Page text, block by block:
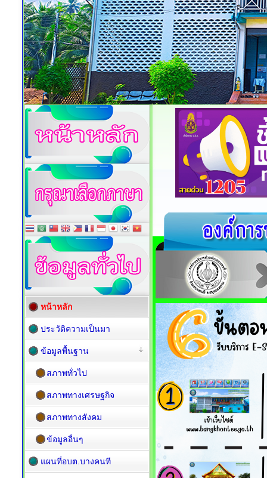
หน้าหลัก
ประวัติความเป็นมา
ข้อมูลพื้นฐาน
สภาพทั่วไป
สภาพทางเศรษฐกิจ
สภาพทางสังคม
ข้อมูลอื่นๆ
แผนที่อบต.บางคนที